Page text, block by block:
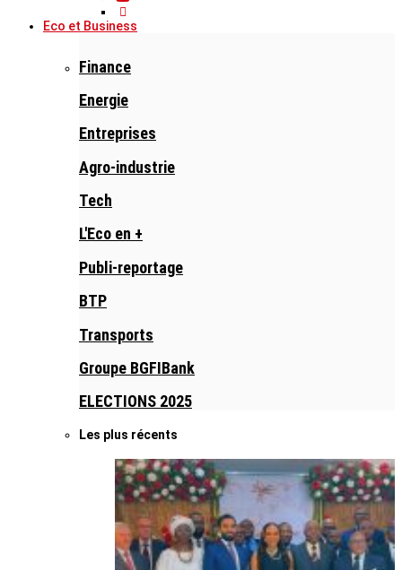
Eco et Business
Finance
Energie
Entreprises
Agro-industrie
Tech
L'Eco en +
Publi-reportage
BTP
Transports
Groupe BGFIBank
ELECTIONS 2025
Les plus récents